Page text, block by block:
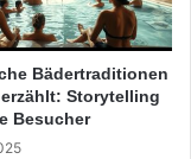
Bädertraditionen
Storytelling
Besucher